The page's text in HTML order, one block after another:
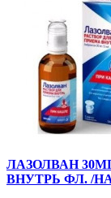
ЛАЗОЛВАН
ВНУТРЬ ФЛ. /